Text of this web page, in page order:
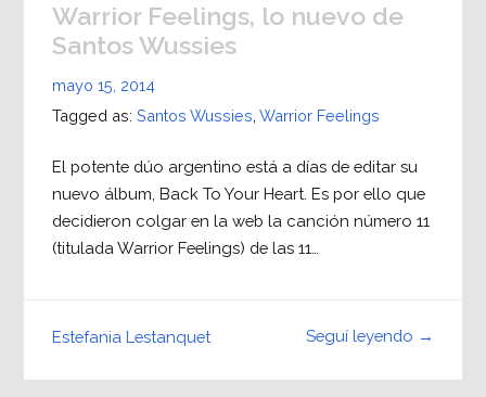
Warrior Feelings, lo nuevo de
Santos Wussies
mayo 15, 2014
Tagged as: Santos Wussies Warrior Feelings
El potente dúo argentino está a días de editar su
nuevo álbum, Back To Your Heart. Es por ello que
decidieron colgar en la web la canción número 11
(titulada Warrior Feelings) de las 11…
Seguí leyendo →
Estefania Lestanquet